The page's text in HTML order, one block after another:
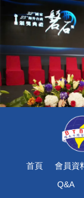
首頁 會員資
Q&A